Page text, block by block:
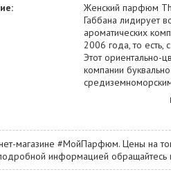
Женский парфюм
Габбана лидирует
ароматических
2006 года, то есть,
Этот ориентально-
компании
изрядной
сочетания The
себе большое
ингредиентов.
мотивами персика
магазине #МойПарфюм. Цены на
подробной информацией